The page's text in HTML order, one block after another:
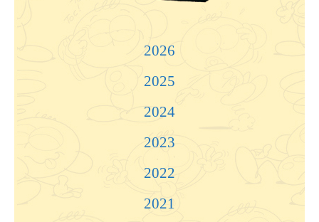
2026
2025
2024
2023
2022
2021